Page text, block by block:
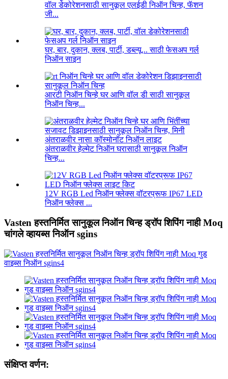
वॉल डेकोरेशनसाठी सानुकूल एलईडी निऑन चिन्ह, फॅशन
जी...
घर, बार, दुकान, क्लब, पार्टी, डब्ल्यू... साठी फेसअप गर्ल
निऑन साइन
आरटी निऑन चिन्हे घर आणि वॉल डी साठी सानुकूल
निऑन चिन्ह...
अंतराळवीर हेल्मेट निऑन घरासाठी सानुकूल निऑन
चिन्ह...
12V RGB Led निऑन फ्लेक्स वॉटरप्रूफ IP67 LED
निऑन फ्लेक्स ...
Vasten हस्तनिर्मित सानुकूल निऑन चिन्ह ड्रॉप शिपिंग नाही Moq
चांगले व्हायब्स निऑन sgins
संक्षिप्त वर्णन: